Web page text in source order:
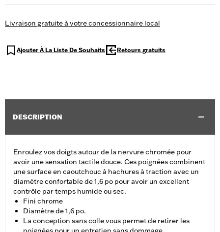
Livraison gratuite à votre concessionnaire local
Ajouter À La Liste De Souhaits Retours gratuits
DESCRIPTION
Enroulez vos doigts autour de la nervure chromée pour
avoir une sensation tactile douce. Ces poignées combinent
une surface en caoutchouc à hachures à traction avec un
diamètre confortable de 1,6 po pour avoir un excellent
contrôle par temps humide ou sec.
Fini chrome
Diamètre de 1,6 po.
La conception sans colle vous permet de retirer les